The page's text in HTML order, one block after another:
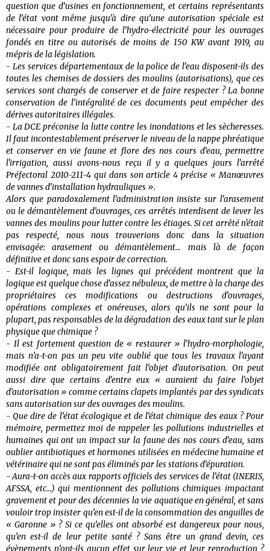
question que d’usines en fonctionnement, et certains représentants
de l’état vont même jusqu’à dire qu’une autorisation spéciale est
nécessaire pour produire de l’hydro-électricité pour les ouvrages
fondés en titre ou autorisés de moins de 150 KW avant 1919, au
mépris de la législation.
- Les services départementaux de la police de l’eau disposent-ils des
toutes les chemises de dossiers des moulins (autorisations), que ces
services sont chargés de conserver et de faire respecter ? La bonne
conservation de l’intégralité de ces documents peut empêcher des
dérives autoritaires illégales.
- La DCE préconise la lutte contre les inondations et les sècheresses.
Il faut incontestablement préserver le niveau de la nappe phréatique
et conserver en vie faune et flore des nos cours d’eau, permettre
l'irrigation, aussi avons-nous reçu il y a quelques jours l’arrêté
Préfectoral 2010-211-4 qui dans son article 4 précise « Manœuvres
de vannes d’installation hydrauliques ».
Alors que paradoxalement l’administration insiste sur l’arasement
ou le démantèlement d’ouvrages, ces arrêtés interdisent de lever les
vannes des moulins pour lutter contre les étiages. Si cet arrêté n'était
pas respecté, nous nous trouverions donc dans la situation
envisagée: arasement ou démantèlement... mais là de façon
définitive et donc sans espoir de correction.
- Est-il logique, mais les lignes qui précédent montrent que la
logique est quelque chose d’assez nébuleux, de mettre à la charge des
propriétaires ces modifications ou destructions d’ouvrages,
opérations complexes et onéreuses, alors qu’ils ne sont pour la
plupart, pas responsables de la dégradation des eaux tant sur le plan
physique que chimique ?
- Il est fortement question de « restaurer » l’hydro-morphologie,
mais n’a-t-on pas un peu vite oublié que tous les travaux l’ayant
modifiée ont obligatoirement fait l’objet d’autorisation. On peut
aussi dire que certains d’entre eux « auraient du faire l’objet
d’autorisation » comme certains clapets implantés par des syndicats
sans autorisation sur des ouvrages des moulins.
- Que dire de l’état écologique et de l’état chimique des eaux ? Pour
mémoire, permettez moi de rappeler les pollutions industrielles et
humaines qui ont un impact sur la faune des nos cours d’eau, sans
oublier antibiotiques et hormones utilisées en médecine humaine et
vétérinaire qui ne sont pas éliminés par les stations d’épuration.
- Aura-t-on accès aux rapports officiels des services de l’état (INERIS,
AFSSA, etc…) qui mentionnent des pollutions chimiques impactant
gravement et pour des décennies la vie aquatique en général, et sans
vouloir trop insister qu’en est-il de la consommation des anguilles de
« Garonne » ? Si ce qu’elles ont absorbé est dangereux pour nous,
qu’en est-il de leur petite santé ? Sans être un grand devin, ces
évènements n’ont-ils aucun effet sur leur vie et leur reproduction ?